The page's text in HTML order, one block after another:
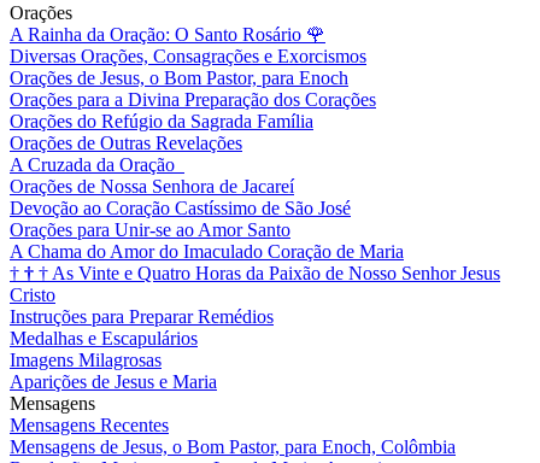
Orações
A Rainha da Oração: O Santo Rosário 🌹
Diversas Orações, Consagrações e Exorcismos
Orações de Jesus, o Bom Pastor, para Enoch
Orações para a Divina Preparação dos Corações
Orações do Refúgio da Sagrada Família
Orações de Outras Revelações
A Cruzada da Oração
Orações de Nossa Senhora de Jacareí
Devoção ao Coração Castíssimo de São José
Orações para Unir-se ao Amor Santo
A Chama do Amor do Imaculado Coração de Maria
† † † As Vinte e Quatro Horas da Paixão de Nosso Senhor Jesus
Cristo
Instruções para Preparar Remédios
Medalhas e Escapulários
Imagens Milagrosas
Aparições de Jesus e Maria
Mensagens
Mensagens Recentes
Mensagens de Jesus, o Bom Pastor, para Enoch, Colômbia